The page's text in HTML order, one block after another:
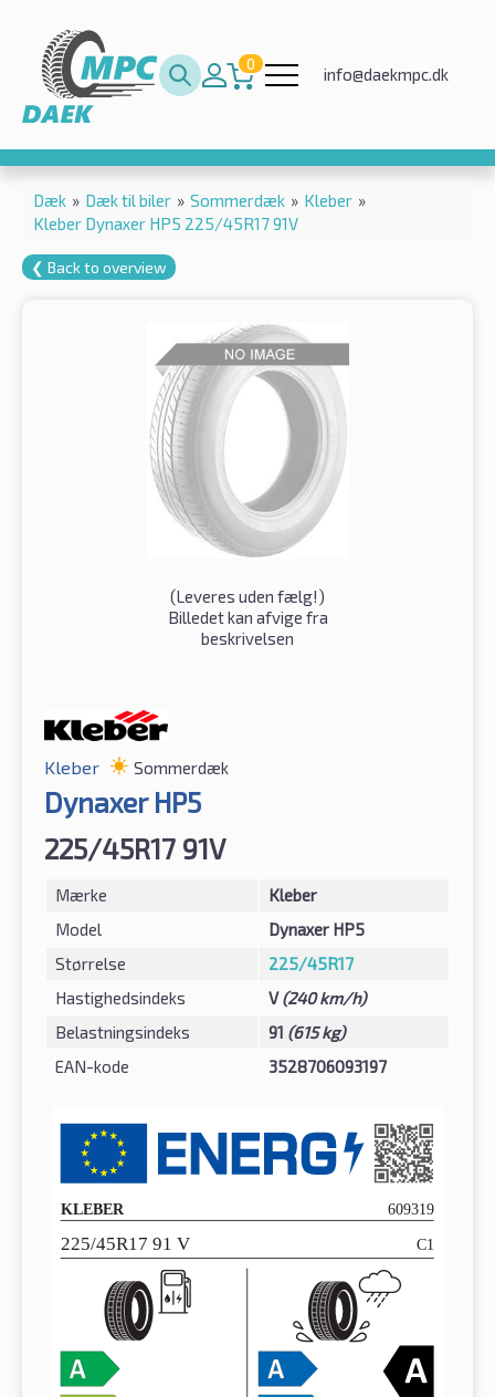
0
info@daekmpc.dk
Dæk » Dæk til biler » Sommerdæk » Kleber »
Kleber Dynaxer HP5 225/45R17 91V
❮ Back to overview
(Leveres uden fælg!)
Billedet kan afvige fra
beskrivelsen
Kleber Sommerdæk
Dynaxer HP5
225/45R17 91V
Mærke
Kleber
Model
Dynaxer HP5
Størrelse
225/45R17
Hastighedsindeks
V(240 km/h)
Belastningsindeks
91 (615 kg)
EAN-kode
3528706093197